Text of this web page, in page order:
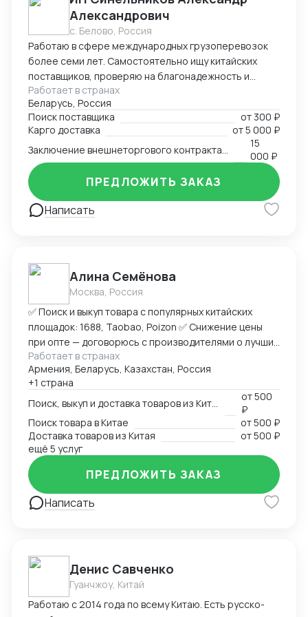
быстрые и четкие ответы, прозрачные тарифы и
надежное исполнение обязательств.
Александрович
с. Белово, Россия
Работаю в сфере международных грузоперевозок
более семи лет. Самостоятельно ищу китайских
поставщиков, проверяю на благонадежность и
выстраиваю долгосрочные торговые отношения.
Осуществляю полный цикл сделки с китайскими
производителями от поиска поставщика и выкупа
товаров, до поставки продукции на склад покупателя.
Берусь за сложные проекты и помогаю решить
нестандартные вопросы.
Работает в странах
Беларусь, Россия
Поиск поставщика
от 300 ₽
Карго доставка
от5 000 ₽
15
000 ₽
Написать
ПРЕДЛОЖИТЬ ЗАКАЗ
Алина Семёнова
Москва, Россия
✅ Поиск и выкуп товара с популярных китайских
площадок: 1688, Taobao, Poizon ✅ Снижение цены
при опте — договорюсь с производителями о лучших
условиях ✅ Предоставлю фото- и видеоотчет перед
отправкой ✅ Надежная упаковка — минимизация
рисков повреждений при перевозке ✅ Доставка
товара до склада в Москву, отправка в любой город
России (ТК на выбор) ✅ Также доставлю в Армению,
Беларусь, Казахстан, Кыргызстан ✅ Полное
сопровождение — от заказа до получения ➡
Пришлите ссылку на товар или фото, его количество,
и я рассчитаю стоимость доставки
Работает в странах
Армения, Беларусь, Казахстан, Россия
+1 страна
от500
₽
Поиск товара в Китае
от500 ₽
Доставка товаров из Китая
от500 ₽
ещё 5 услуг
Написать
ПРЕДЛОЖИТЬ ЗАКАЗ
Денис Савченко
Гуанчжоу, Китай
Работаю с 2014 года по всему Китаю. Есть русско-